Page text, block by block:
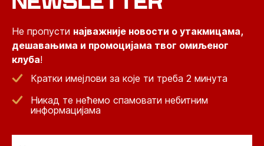
Не пропусти најважније новости о утакмицама,
дешавањима и промоцијама твог омиљеног
клуба!
Кратки имејлови за које ти треба 2 минута
Никад те нећемо спамовати небитним
информацијама